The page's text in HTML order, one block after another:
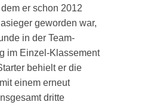
er schon 2012
geworden war,
in der Team-
im Einzel-Klassement
behielt er die
einem erneut
dritte